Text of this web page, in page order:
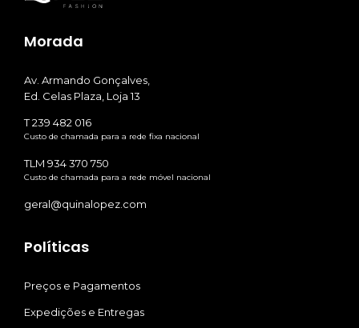
Morada
Av. Armando Gonçalves,
Ed. Celas Plaza, Loja 13
T 239 482 016
Custo de chamada para a rede fixa nacional
TLM 934 370 750
Custo de chamada para a rede móvel nacional
geral@quinalopez.com
Políticas
Preços e Pagamentos
Expedições e Entregas